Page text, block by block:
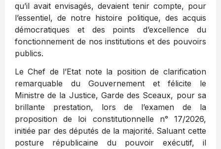
qu’il avait envisagés, devaient tenir compte, pour
l’essentiel, de notre histoire politique, des acquis
démocratiques et des points d’excellence du
fonctionnement de nos institutions et des pouvoirs
publics.
Le Chef de l’Etat note la position de clarification
remarquable du Gouvernement et félicite le
Ministre de la Justice, Garde des Sceaux, pour sa
brillante prestation, lors de l’examen de la
proposition de loi constitutionnelle n° 17/2026,
initiée par des députés de la majorité. Saluant cette
posture républicaine du pouvoir exécutif, il